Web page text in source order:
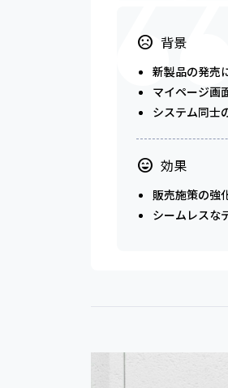
背景
新製品の発売
マイページ画
システム同士
効果
販売施策の強
シームレスな